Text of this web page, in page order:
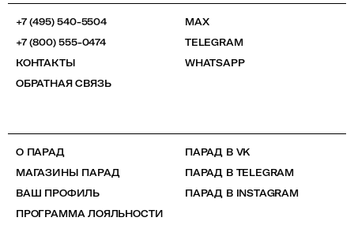
+7 (495) 540-5504
+7 (800) 555-0474
КОНТАКТЫ
ОБРАТНАЯ СВЯЗЬ
MAX
TELEGRAM
WHATSAPP
О ПАРАД
МАГАЗИНЫ ПАРАД
ВАШ ПРОФИЛЬ
ПРОГРАММА ЛОЯЛЬНОСТИ
ПАРАД В VK
ПАРАД В TELEGRAM
ПАРАД В INSTAGRAM